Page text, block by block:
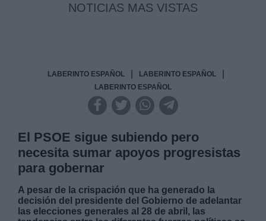
NOTICIAS MAS VISTAS
LABERINTO ESPAÑOL LABERINTO ESPAÑOL
LABERINTO ESPAÑOL
El PSOE sigue subiendo pero
necesita sumar apoyos progresistas
para gobernar
A pesar de la crispación que ha generado la
decisión del presidente del Gobierno de adelantar
las elecciones generales al 28 de abril, las